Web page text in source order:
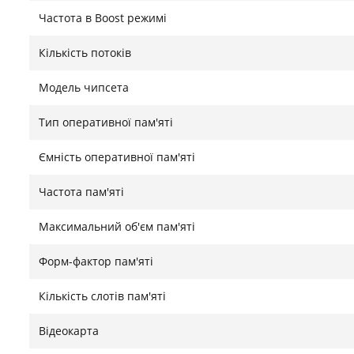
зручність підключення до мережі й зовнішніх
стабільну роботу з сучасними програмами.​
Знайшли помилку?Повідомити
Частота в Boost режимі
Кількість потоків
Модель чипсета
Тип оперативної пам'яті
Ємність оперативної пам'яті
Частота пам'яті
Максимальний об'єм пам'яті
Форм-фактор пам'яті
Кількість слотів пам'яті
Відеокарта